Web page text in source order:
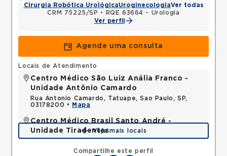
Cirurgia Robótica UrológicaUroginecologiaVer todas
CRM 75225/SP •
RQE 63664 - Urologia
Ver perfil
Agende uma consulta
Compartilhe este perfil
Locais de Atendimento
Centro Médico São Luiz Anália Franco -
Unidade Antônio Camardo
Rua Antonio Camardo, Tatuape, Sao Paulo, SP,
03178200 •
Mapa
Centro Médico Brasil Santo André -
Unidade Tiradentes
Rua Tiradentes, Vila Dora, Santo Andre, SP,
09030560 •Mapa
Veja mais locais